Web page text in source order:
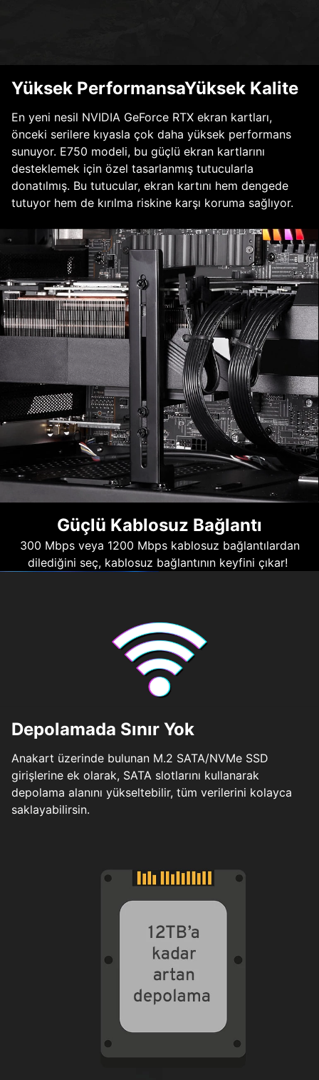
Yüksek PerformansaYüksek Kalite
En yeni nesil NVIDIA GeForce RTX ekran kartları,
önceki serilere kıyasla çok daha yüksek performans
sunuyor. E750 modeli, bu güçlü ekran kartlarını
desteklemek için özel tasarlanmış tutucularla
donatılmış. Bu tutucular, ekran kartını hem dengede
tutuyor hem de kırılma riskine karşı koruma sağlıyor.
Güçlü Kablosuz Bağlantı
300 Mbps veya 1200 Mbps kablosuz bağlantılardan
dilediğini seç, kablosuz bağlantının keyfini çıkar!
Depolamada Sınır Yok
Anakart üzerinde bulunan M.2 SATA/NVMe SSD
girişlerine ek olarak, SATA slotlarını kullanarak
depolama alanını yükseltebilir, tüm verilerini kolayca
saklayabilirsin.